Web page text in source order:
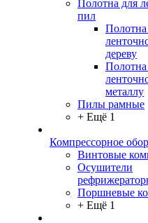
Полотна для
пил
Полотна
дереву
Полотна
металлу
Пилы рамные
+ Ещё 1
Компрессорное
Винтовые
Осушители
Поршневые
+ Ещё 1